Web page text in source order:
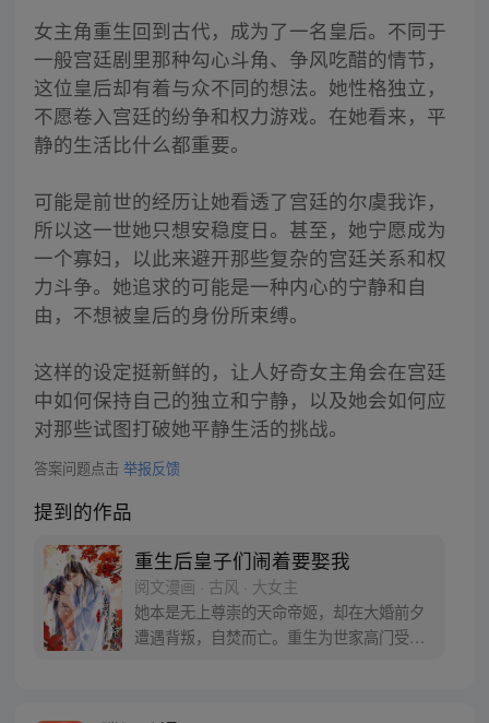
女主角重生回到古代，成为了一名皇后。不同于
一般宫廷剧里那种勾心斗角、争风吃醋的情节，
这位皇后却有着与众不同的想法。她性格独立，
不愿卷入宫廷的纷争和权力游戏。在她看来，平
静的生活比什么都重要。
可能是前世的经历让她看透了宫廷的尔虞我诈，
所以这一世她只想安稳度日。甚至，她宁愿成为
一个寡妇，以此来避开那些复杂的宫廷关系和权
力斗争。她追求的可能是一种内心的宁静和自
由，不想被皇后的身份所束缚。
这样的设定挺新鲜的，让人好奇女主角会在宫廷
中如何保持自己的独立和宁静，以及她会如何应
对那些试图打破她平静生活的挑战。
答案问题点击 举报反馈
提到的作品
重生后皇子们闹着要娶我
阅文漫画 · 古风 · 大女主
她本是无上尊崇的天命帝姬，却在大婚前夕
遭遇背叛，自焚而亡。重生为世家高门受尽